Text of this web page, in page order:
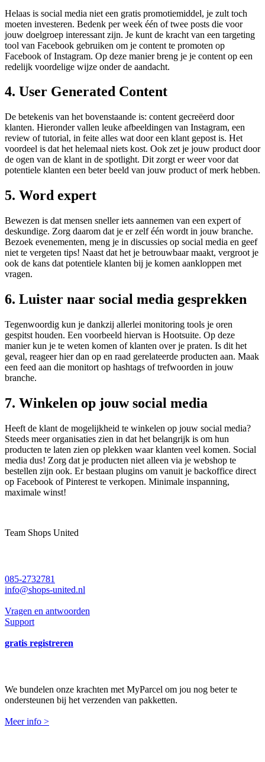
Helaas is social media niet een gratis promotiemiddel, je zult toch
moeten investeren. Bedenk per week één of twee posts die voor
jouw doelgroep interessant zijn. Je kunt de kracht van een targeting
tool van Facebook gebruiken om je content te promoten op
Facebook of Instagram. Op deze manier breng je je content op een
redelijk voordelige wijze onder de aandacht.
4. User Generated Content
De betekenis van het bovenstaande is: content gecreëerd door
klanten. Hieronder vallen leuke afbeeldingen van Instagram, een
review of tutorial, in feite alles wat door een klant gepost is. Het
voordeel is dat het helemaal niets kost. Ook zet je jouw product door
de ogen van de klant in de spotlight. Dit zorgt er weer voor dat
potentiele klanten een beter beeld van jouw product of merk hebben.
5. Word expert
Bewezen is dat mensen sneller iets aannemen van een expert of
deskundige. Zorg daarom dat je er zelf één wordt in jouw branche.
Bezoek evenementen, meng je in discussies op social media en geef
niet te vergeten tips! Naast dat het je betrouwbaar maakt, vergroot je
ook de kans dat potentiele klanten bij je komen aankloppen met
vragen.
6. Luister naar social media gesprekken
Tegenwoordig kun je dankzij allerlei monitoring tools je oren
gespitst houden. Een voorbeeld hiervan is Hootsuite. Op deze
manier kun je te weten komen of klanten over je praten. Is dit het
geval, reageer hier dan op en raad gerelateerde producten aan. Maak
een feed aan die monitort op hashtags of trefwoorden in jouw
branche.
7. Winkelen op jouw social media
Heeft de klant de mogelijkheid te winkelen op jouw social media?
Steeds meer organisaties zien in dat het belangrijk is om hun
producten te laten zien op plekken waar klanten veel komen. Social
media dus! Zorg dat je producten niet alleen via je webshop te
bestellen zijn ook. Er bestaan plugins om vanuit je backoffice direct
op Facebook of Pinterest te verkopen. Minimale inspanning,
maximale winst!
Team Shops United
085-2732781
info@shops-united.nl
Vragen en antwoorden
Support
gratis registreren
We bundelen onze krachten met MyParcel om jou nog beter te
ondersteunen bij het verzenden van pakketten.
Meer info >